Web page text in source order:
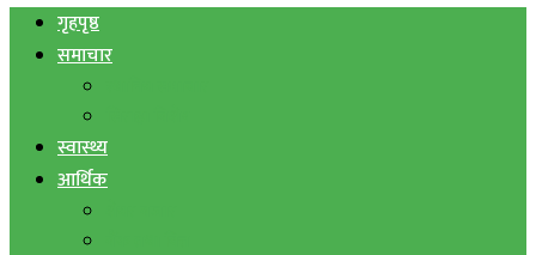
गृहपृष्ठ
समाचार
स्वास्थ्य
आर्थिक